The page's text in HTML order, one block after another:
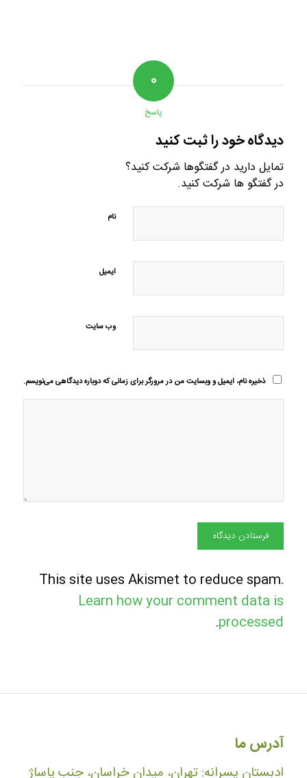
۰
پاسخ
دیدگاه خود را ثبت کنید
تمایل دارید در گفتگوها شرکت کنید؟
در گفتگو ها شرکت کنید.
نام
ایمیل
وب‌ سایت
ذخیره نام، ایمیل و وبسایت من در مرورگر برای زمانی که دوباره دیدگاهی می‌نویسم.
This site uses Akismet to reduce spam.
Learn how your comment data is
processed
.
آدرس ما
ادبستان پسرانه: تهران، میدان خراسان، جنب پاساژ